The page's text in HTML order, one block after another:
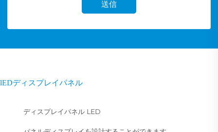
送信
lEDディスプレイパネル
ディスプレイパネル LED